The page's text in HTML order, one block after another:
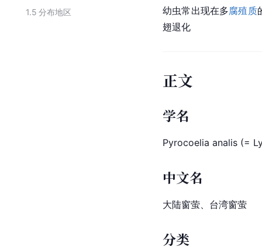
1.5 分布地区 幼虫常出现在多腐殖质
翅退化
正文
学名
Pyrocoelia analis (=
中文名
大陆窗萤 、台湾窗萤
分类